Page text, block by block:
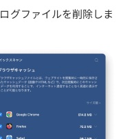
グファイルを削除しま